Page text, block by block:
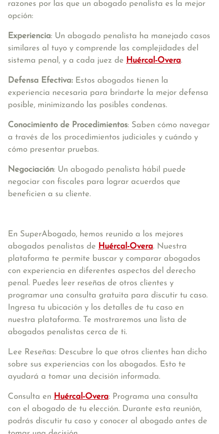
razones por las que un abogado penalista es la mejor
opción:
Experiencia: Un abogado penalista ha manejado casos
similares al tuyo y comprende las complejidades del
sistema penal, y a cada juez de Huércal-Overa.
Defensa Efectiva: Estos abogados tienen la
experiencia necesaria para brindarte la mejor defensa
posible, minimizando las posibles condenas.
Conocimiento de Procedimientos: Saben cómo navegar
a través de los procedimientos judiciales y cuándo y
cómo presentar pruebas.
Negociación: Un abogado penalista hábil puede
negociar con fiscales para lograr acuerdos que
beneficien a su cliente.
En SuperAbogado, hemos reunido a los mejores
abogados penalistas de Huércal-Overa. Nuestra
plataforma te permite buscar y comparar abogados
con experiencia en diferentes aspectos del derecho
penal. Puedes leer reseñas de otros clientes y
programar una consulta gratuita para discutir tu caso.
Ingresa tu ubicación y los detalles de tu caso en
nuestra plataforma. Te mostraremos una lista de
abogados penalistas cerca de ti.
Lee Reseñas: Descubre lo que otros clientes han dicho
sobre sus experiencias con los abogados. Esto te
ayudará a tomar una decisión informada.
Consulta en Huércal-Overa: Programa una consulta
con el abogado de tu elección. Durante esta reunión,
podrás discutir tu caso y conocer al abogado antes de